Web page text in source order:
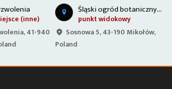
(inne)
41-940
Ś
ląski ogród botaniczny i wieża widokowa
punkt widokowy
Sosnowa 5, 43-190 Mikołów,
Poland